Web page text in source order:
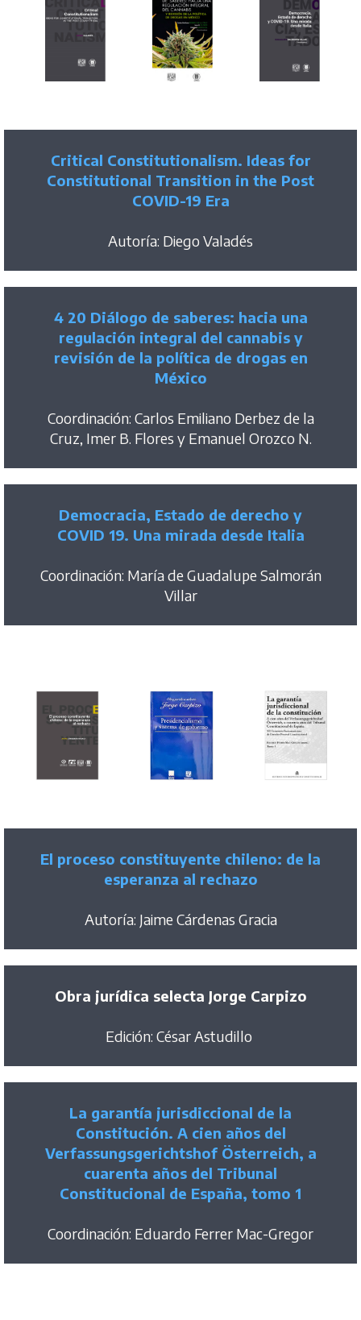
Critical Constitutionalism. Ideas for
Constitutional Transition in the Post
COVID-19 Era
Autoría: Diego Valadés
4 20 Diálogo de saberes: hacia una
regulación integral del cannabis y
revisión de la política de drogas en
México
Coordinación: Carlos Emiliano Derbez de la
Cruz, Imer B. Flores y Emanuel Orozco N.
Democracia, Estado de derecho y
COVID 19. Una mirada desde Italia
Coordinación: María de Guadalupe Salmorán
Villar
El proceso constituyente chileno: de la
esperanza al rechazo
Autoría: Jaime Cárdenas Gracia
Obra jurídica selecta Jorge Carpizo
Edición: César Astudillo
La garantía jurisdiccional de la
Constitución. A cien años del
Verfassungsgerichtshof Österreich, a
cuarenta años del Tribunal
Constitucional de España, tomo 1
Coordinación: Eduardo Ferrer Mac-Gregor